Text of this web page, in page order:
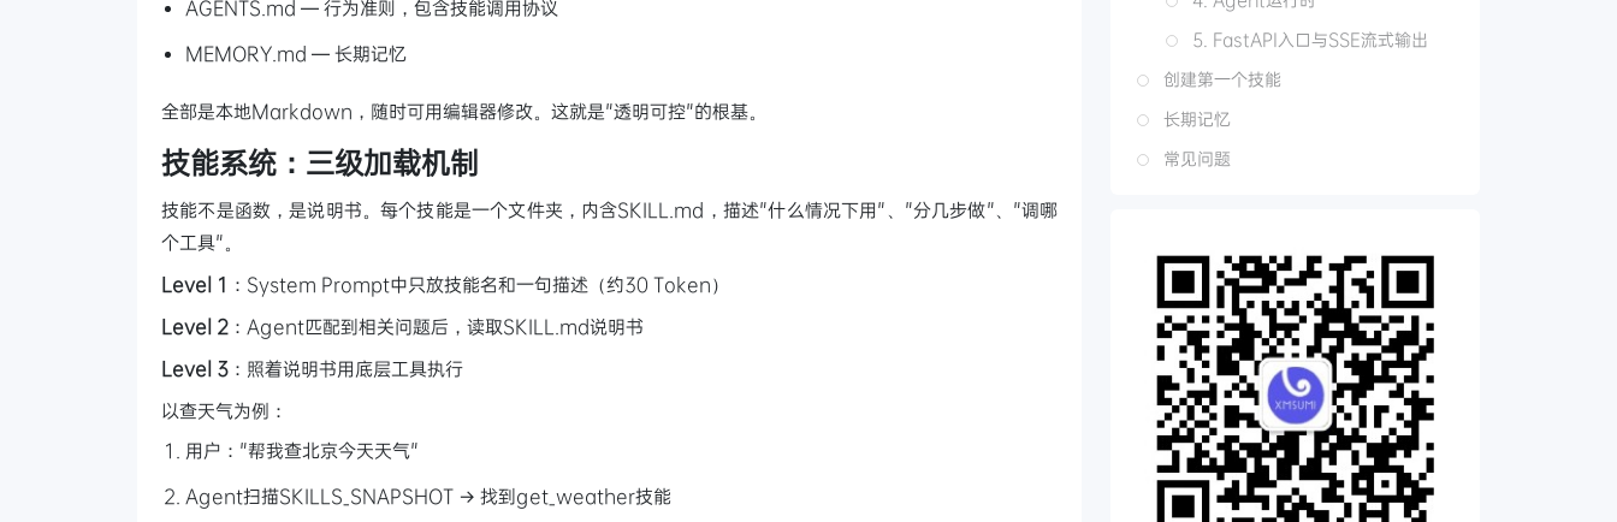
AGENTS.md — 行为准则，包含技能调用协议
MEMORY.md — 长期记忆
全部是本地Markdown，随时可用编辑器修改。这就是"透明可控"的根基。
技能系统：三级加载机制
技能不是函数，是说明书。每个技能是一个文件夹，内含SKILL.md，描述"什么情况下用"、"分几步做"、"调哪
个工具"。
Level 1 ：System Prompt中只放技能名和一句描述（约30 Token）
Level 2 ：Agent匹配到相关问题后，读取SKILL.md说明书
Level 3 ：照着说明书用底层工具执行
以查天气为例：
用户："帮我查北京今天天气"
Agent扫描SKILLS_SNAPSHOT → 找到get_weather技能
5. FastAPI入口与SSE流式输出
创建第一个技能
长期记忆
常见问题